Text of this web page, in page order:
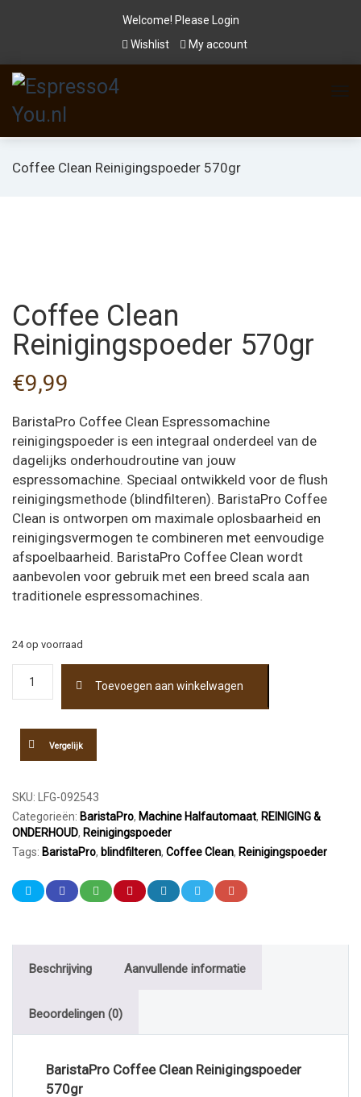
Welcome! Please
Login
Wishlist
My account
Coffee Clean Reinigingspoeder 570gr
Coffee Clean
Reinigingspoeder 570gr
€9,99
BaristaPro Coffee Clean Espressomachine
reinigingspoeder is een integraal onderdeel van de
dagelijks onderhoudroutine van jouw
espressomachine. Speciaal ontwikkeld voor de flush
reinigingsmethode (blindfilteren). BaristaPro Coffee
Clean is ontworpen om maximale oplosbaarheid en
reinigingsvermogen te combineren met eenvoudige
afspoelbaarheid. BaristaPro Coffee Clean wordt
aanbevolen voor gebruik met een breed scala aan
traditionele espressomachines.
24 op voorraad
Clean
Reinigingspoeder
Toevoegen aan winkelwagen
Vergelijk
SKU:
LFG-092543
Categorieën: BaristaPro, Machine Halfautomaat, REINIGING &
ONDERHOUD, Reinigingspoeder
Tags: BaristaPro, blindfilteren, Coffee Clean, Reinigingspoeder
Beschrijving Aanvullende informatie
Beoordelingen (0)
BaristaPro Coffee Clean Reinigingspoeder
570gr